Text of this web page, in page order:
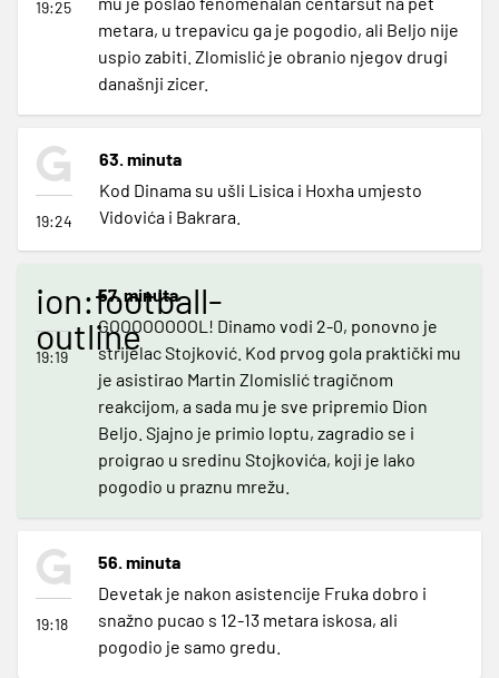
19:25
metara, u trepavicu ga je pogodio, ali Beljo nije
uspio zabiti. Zlomislić je obranio njegov drugi
današnji zicer.
19:24
63. minuta
Kod Dinama su ušli Lisica i Hoxha umjesto
Vidovića i Bakrara.
ion:football-
outline
19:19
57. minuta
GOOOOOOOOL! Dinamo vodi 2-0, ponovno je
strijelac Stojković. Kod prvog gola praktički mu
je asistirao Martin Zlomislić tragičnom
reakcijom, a sada mu je sve pripremio Dion
Beljo. Sjajno je primio loptu, zagradio se i
proigrao u sredinu Stojkovića, koji je lako
pogodio u praznu mrežu.
19:18
56. minuta
Devetak je nakon asistencije Fruka dobro i
snažno pucao s 12-13 metara iskosa, ali
pogodio je samo gredu.